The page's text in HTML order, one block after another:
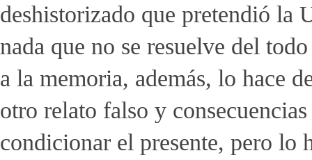
deshistorizado que pretendió la
nada que no se resuelve del
a la memoria, además, lo hace
otro relato falso y
condicionar el presente, pero lo